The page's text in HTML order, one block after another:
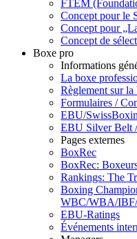
FTEM
Concept pour le
Concept pour
Concept de
Boxe pro
Informations
La boxe
Règlement sur
Formulaires /
EBU/
EBU Silver Belt
Pages externes
BoxRec
BoxRec:
Rankings: The
Boxing
WBC/WBA/
EBU-Ratings
Événements